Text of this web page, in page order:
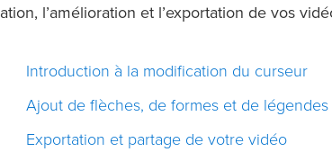
l’amélioration et l’exportation de vos
Introduction à la modification du curseur
Ajout de flèches, de formes et de légendes
Exportation et partage de votre vidéo